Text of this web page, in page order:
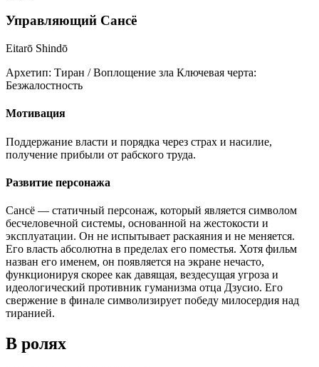
Управляющий Сансё
Eitarō Shindō
Архетип: Тиран / Воплощение зла Ключевая черта:
Безжалостность
Мотивация
Поддержание власти и порядка через страх и насилие,
получение прибыли от рабского труда.
Развитие персонажа
Сансё — статичный персонаж, который является символом
бесчеловечной системы, основанной на жестокости и
эксплуатации. Он не испытывает раскаяния и не меняется.
Его власть абсолютна в пределах его поместья. Хотя фильм
назван его именем, он появляется на экране нечасто,
функционируя скорее как давящая, вездесущая угроза и
идеологический противник гуманизма отца Дзусио. Его
свержение в финале символизирует победу милосердия над
тиранией.
В ролях